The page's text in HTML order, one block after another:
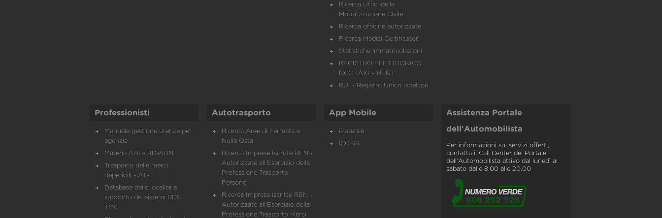
Ricerca Uffici della
Motorizzazione Civile
Ricerca officine autorizzate
Ricerca Medici Certificatori
Statistiche immatricolazioni
REGISTRO ELETTRONICO
NCC TAXI – RENT
RUI - Registro Unico Ispettori
Professionisti
Manuale gestione utenze per
agenzie
Materia ADR-RID-ADN
Trasporto delle merci
deperibili - ATP
Database delle località a
supporto dei sistemi RDS
TMC
Autotrasporto
Ricerca Aree di Fermata e
Nulla Osta
Ricerca Imprese Iscritte REN -
Autorizzate all'Esercizio della
Professione Trasporto
Persone
Ricerca Imprese iscritte REN -
Autorizzate all'Esercizio della
Professione Trasporto Merci
App Mobile
iPatente
iCCISS
Assistenza Portale
dell'Automobilista
Per informazioni sui servizi offerti,
contatta il Call Center del Portale
dell'Automobilista attivo dal lunedì al
sabato dalle 8.00 alle 20.00